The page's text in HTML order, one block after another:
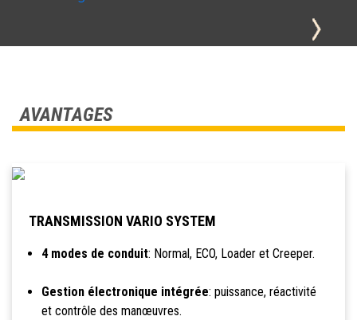
AVANTAGES
TRANSMISSION VARIO SYSTEM
4 modes de conduit: Normal, ECO, Loader et Creeper.
Gestion électronique intégrée: puissance, réactivité
et contrôle des manœuvres.